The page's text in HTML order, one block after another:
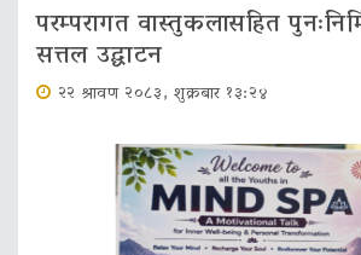
परम्परागत वास्तुकलासहित
सत्तल उद्घाटन
२२ श्रावण २०८३, शुक्रबार १३:२४